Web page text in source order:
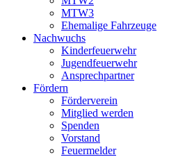
MTW3
Ehemalige Fahrzeuge
Nachwuchs
Kinderfeuerwehr
Jugendfeuerwehr
Ansprechpartner
Fördern
Förderverein
Mitglied werden
Spenden
Vorstand
Feuermelder